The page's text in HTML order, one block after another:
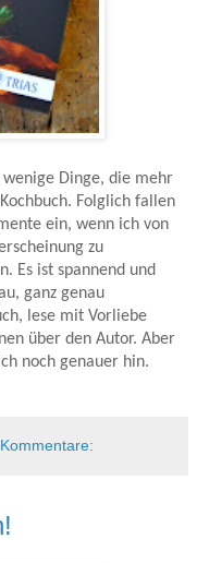
Dinge, die mehr
Folglich fallen
ein, wenn ich von
zu
Es ist spannend und
ganz genau
lese mit Vorliebe
über den Autor. Aber
noch genauer hin.